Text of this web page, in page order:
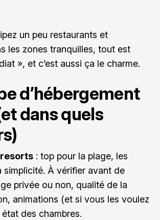
un peu restaurants et
les zones tranquilles, tout est
», et c’est aussi ça le charme.
d’hébergement
dans quels
: top pour la plage, les
simplicité. À vérifier avant de
privée ou non, qualité de la
animations (et si vous les voulez
des chambres.